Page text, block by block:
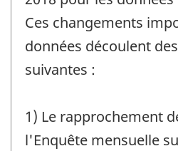
Ces changements
données découlent
suivantes :
1) Le rapprochement
l'Enquête mensuelle